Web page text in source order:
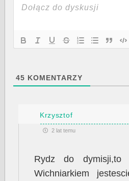
45 KOMENTARZY
Krzysztof
2 lat temu
Rydz do dymisji,to
Wichniarkiem